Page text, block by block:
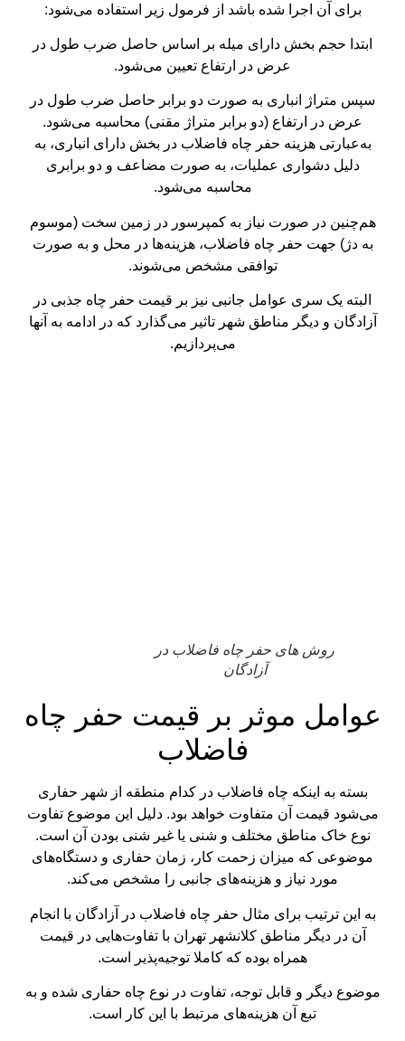
برای آن اجرا شده باشد از فرمول زیر استفاده می‌شود:
ابتدا حجم بخش دارای میله بر اساس حاصل ضرب طول در
عرض در ارتفاع تعیین می‌شود.
سپس متراژ انباری به صورت دو برابر حاصل ضرب طول در
عرض در ارتفاع (دو برابر متراژ مقنی) محاسبه می‌شود.
به‌عبارتی هزینه حفر چاه فاضلاب در بخش دارای انباری، به
دلیل دشواری عملیات، به صورت مضاعف و دو برابری
محاسبه می‌شود.
هم‌چنین در صورت نیاز به کمپرسور در زمین سخت (موسوم
به دژ) جهت حفر چاه فاضلاب، هزینه‌ها در محل و به صورت
توافقی مشخص می‌شوند.
البته یک سری عوامل جانبی نیز بر قیمت حفر چاه جذبی در
آزادگان و دیگر مناطق شهر تاثیر می‌گذارد که در ادامه به آنها
می‌پردازیم.
روش های حفر چاه فاضلاب در
آزادگان
عوامل موثر بر قیمت حفر چاه
فاضلاب
بسته به اینکه چاه فاضلاب در کدام منطقه از شهر حفاری
می‌شود قیمت آن متفاوت خواهد بود. دلیل این موضوع تفاوت
نوع خاک مناطق مختلف و شنی یا غیر شنی بودن‌ آن است.
موضوعی که میزان زحمت کار، زمان حفاری و دستگاه‌های
مورد نیاز و هزینه‌های جانبی را مشخص می‌کند.
به این ترتیب برای مثال حفر چاه فاضلاب در آزادگان با انجام
آن در دیگر مناطق کلانشهر تهران با تفاوت‌هایی در قیمت
همراه بوده که کاملا توجیه‌پذیر است.
موضوع دیگر و قابل توجه، تفاوت در نوع چاه حفاری شده و به
تبع آن هزینه‌‌های مرتبط با این کار است.